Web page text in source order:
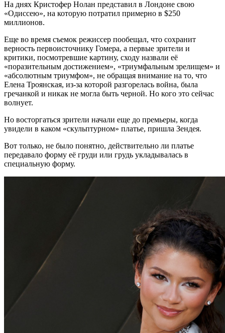
На днях Кристофер Нолан представил в Лондоне свою
«Одиссею», на которую потратил примерно в $250
миллионов.
Еще во время съемок режиссер пообещал, что сохранит
верность первоисточнику Гомера, а первые зрители и
критики, посмотревшие картину, сходу назвали её
«поразительным достижением», «триумфальным зрелищем» и
«абсолютным триумфом», не обращая внимание на то, что
Елена Троянская, из-за которой разгорелась война, была
гречанкой и никак не могла быть черной. Но кого это сейчас
волнует.
Но восторгаться зрители начали еще до премьеры, когда
увидели в каком «скульптурном» платье, пришла Зендея.
Вот только, не было понятно, действительно ли платье
передавало форму её груди или грудь укладывалась в
специальную форму.